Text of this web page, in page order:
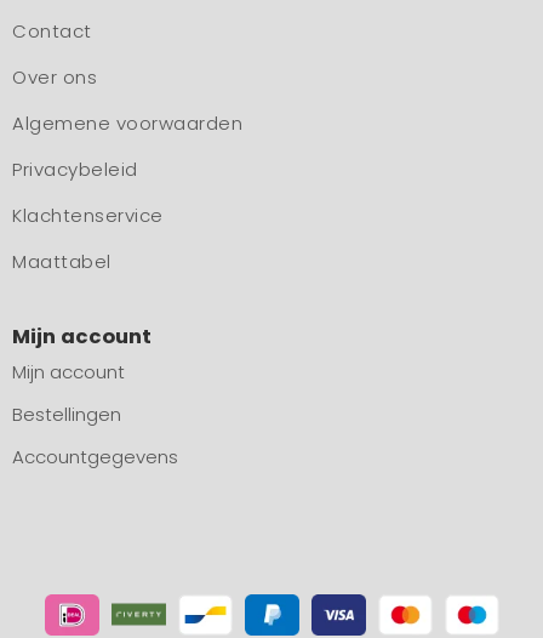
Contact
Over ons
Algemene voorwaarden
Privacybeleid
Klachtenservice
Maattabel
Mijn account
Mijn account
Bestellingen
Accountgegevens